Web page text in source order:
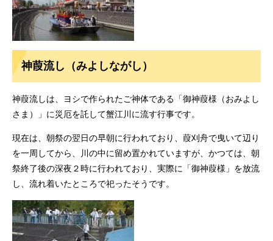
神葭流し（みよしながし）
神葭流しは、ヨシで作られたご神体である「御神葭様（おみよし
さま）」に災厄を託して蟹江川に流す行事です。
現在は、朝祭の翌日の早朝に行われており、葭刈舟で曳いて辺り
を一周してから、川の中に留め置かれていますが、かつては、朝
祭終了後の深夜２時に行われており、実際に「御神葭様」を放流
し、流れ着いたところで祀ったそうです。